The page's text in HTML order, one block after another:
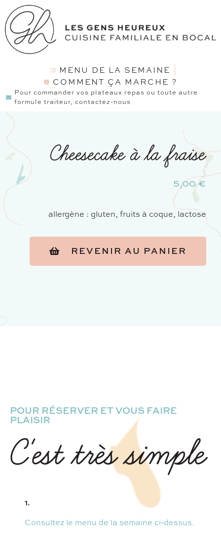
MENU DE LA SEMAINE
COMMENT ÇA MARCHE ?
Pour commander vos plateaux repas ou toute autre
formule traiteur, contactez-nous
Cheesecake à la fraise
5,00 €
allergène : gluten, fruits à coque, lactose
REVENIR AU PANIER
POUR RÉSERVER ET VOUS FAIRE
PLAISIR
C'est très simple
1.
Consultez le menu de la semaine ci-dessus.